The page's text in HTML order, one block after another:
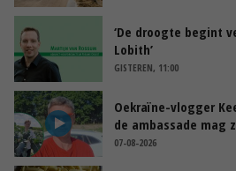
‘De droogte begint
Lobith’
GISTEREN, 11:00
Oekraïne-vlogger
de ambassade mag
07-08-2026